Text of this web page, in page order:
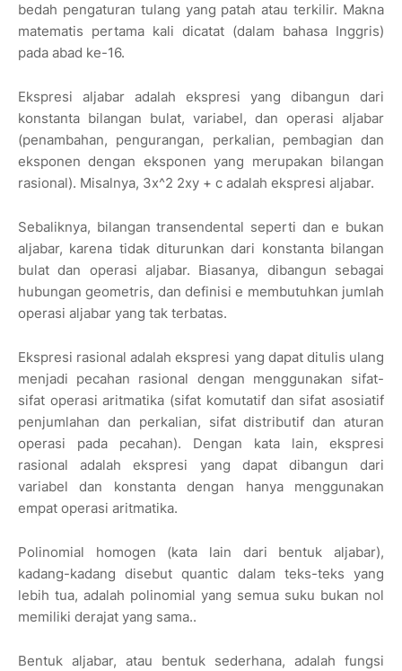
bedah pengaturan tulang yang patah atau terkilir. Makna
matematis pertama kali dicatat (dalam bahasa Inggris)
pada abad ke-16.
Ekspresi aljabar adalah ekspresi yang dibangun dari
konstanta bilangan bulat, variabel, dan operasi aljabar
(penambahan, pengurangan, perkalian, pembagian dan
eksponen dengan eksponen yang merupakan bilangan
rasional). Misalnya, 3x^2 2xy + c adalah ekspresi aljabar.
Sebaliknya, bilangan transendental seperti dan e bukan
aljabar, karena tidak diturunkan dari konstanta bilangan
bulat dan operasi aljabar. Biasanya, dibangun sebagai
hubungan geometris, dan definisi e membutuhkan jumlah
operasi aljabar yang tak terbatas.
Ekspresi rasional adalah ekspresi yang dapat ditulis ulang
menjadi pecahan rasional dengan menggunakan sifat-
sifat operasi aritmatika (sifat komutatif dan sifat asosiatif
penjumlahan dan perkalian, sifat distributif dan aturan
operasi pada pecahan). Dengan kata lain, ekspresi
rasional adalah ekspresi yang dapat dibangun dari
variabel dan konstanta dengan hanya menggunakan
empat operasi aritmatika.
Polinomial homogen (kata lain dari bentuk aljabar),
kadang-kadang disebut quantic dalam teks-teks yang
lebih tua, adalah polinomial yang semua suku bukan nol
memiliki derajat yang sama..
Bentuk aljabar, atau bentuk sederhana, adalah fungsi